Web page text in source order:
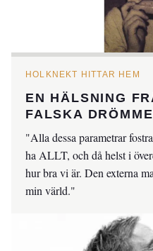
HOLKNEKT HITTAR HEM
EN HÄLSNING
FALSKA
"Alla dessa parametrar
ha ALLT, och då helst i
hur bra vi är. Den externa
min värld."